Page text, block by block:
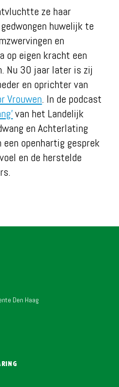
ze haar
huwelijk te
en
op eigen kracht een
Nu 30 jaar later is zij
en oprichter van
Vrouwen. In de podcast
van het Landelijk
en Achterlating
een openhartig gesprek
en de herstelde
Den Haag